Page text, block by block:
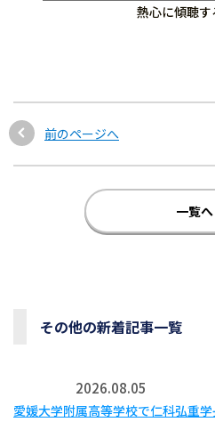
熱心に傾聴
前のページへ
一覧へ
その他の新着記事一覧
2026.08.05
愛媛大学附属高等学校で仁科弘重